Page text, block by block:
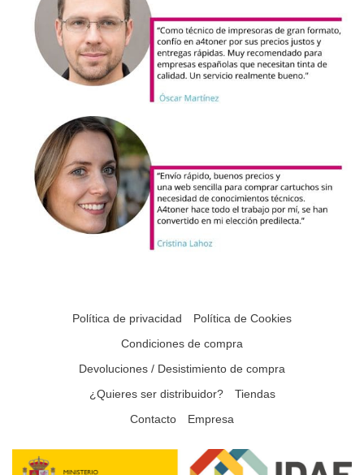
Política de privacidad
Política de Cookies
Condiciones de compra
Devoluciones / Desistimiento de compra
¿Quieres ser distribuidor?
Tiendas
Contacto
Empresa